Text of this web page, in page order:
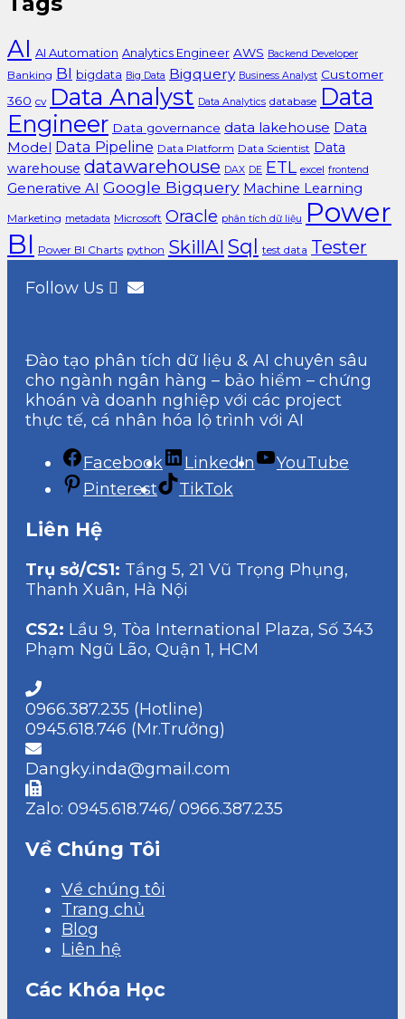
AI AI Automation Analytics Engineer AWS Backend Developer
Banking BI bigdata Big Data Bigquery Business Analyst Customer
360 cv Data Analyst Data Analytics database Data
Engineer Data governance data lakehouse Data
Model Data Pipeline Data Platform Data Scientist Data
warehouse datawarehouse DAX DE ETL excel frontend
Generative AI Google Bigquery Machine Learning
Marketing metadata Microsoft Oracle phân tích dữ liệu
Power
BI Power BI Charts python SkillAI Sql test data Tester
Follow Us
Đào tạo phân tích dữ liệu & AI chuyên sâu
cho ngành ngân hàng – bảo hiểm – chứng
khoán và doanh nghiệp với các project
thực tế, cá nhân hóa lộ trình với AI
Facebook LinkedIn
YouTube
Pinterest
TikTok
Liên Hệ
Trụ sở/CS1: Tầng 5, 21 Vũ Trọng Phụng,
Thanh Xuân, Hà Nội
CS2: Lầu 9, Tòa International Plaza, Số 343
Phạm Ngũ Lão, Quận 1, HCM
0966.387.235 (Hotline)
0945.618.746 (Mr.Trưởng)
Dangky.inda@gmail.com
Zalo: 0945.618.746/ 0966.387.235
Về Chúng Tôi
Về chúng tôi
Trang chủ
Blog
Liên hệ
Các Khóa Học